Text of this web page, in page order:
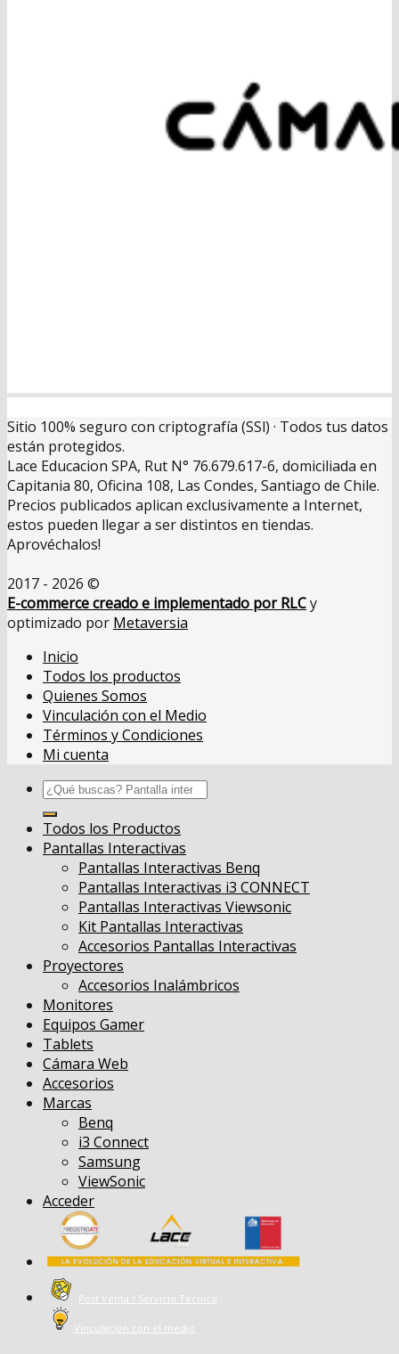
Sitio 100% seguro con criptografía (SSl) · Todos tus datos
están protegidos.
Lace Educacion SPA, Rut N° 76.679.617-6, domiciliada en
Capitania 80, Oficina 108, Las Condes, Santiago de Chile.
Precios publicados aplican exclusivamente a Internet,
estos pueden llegar a ser distintos en tiendas.
Aprovéchalos!
2017 - 2026 ©
E-commerce creado e implementado por RLCy
optimizado por Metaversia
Inicio
Todos los productos
Quienes Somos
Vinculación con el Medio
Términos y Condiciones
Mi cuenta
Buscar
por:
Todos los Productos
Pantallas Interactivas
Pantallas Interactivas Benq
Pantallas Interactivas i3 CONNECT
Pantallas Interactivas Viewsonic
Kit Pantallas Interactivas
Accesorios Pantallas Interactivas
Proyectores
Accesorios Inalámbricos
Monitores
Equipos Gamer
Tablets
Cámara Web
Accesorios
Marcas
Benq
i3 Connect
Samsung
ViewSonic
Acceder
Post Venta / Servicio Técnico
Vinculación con el medio